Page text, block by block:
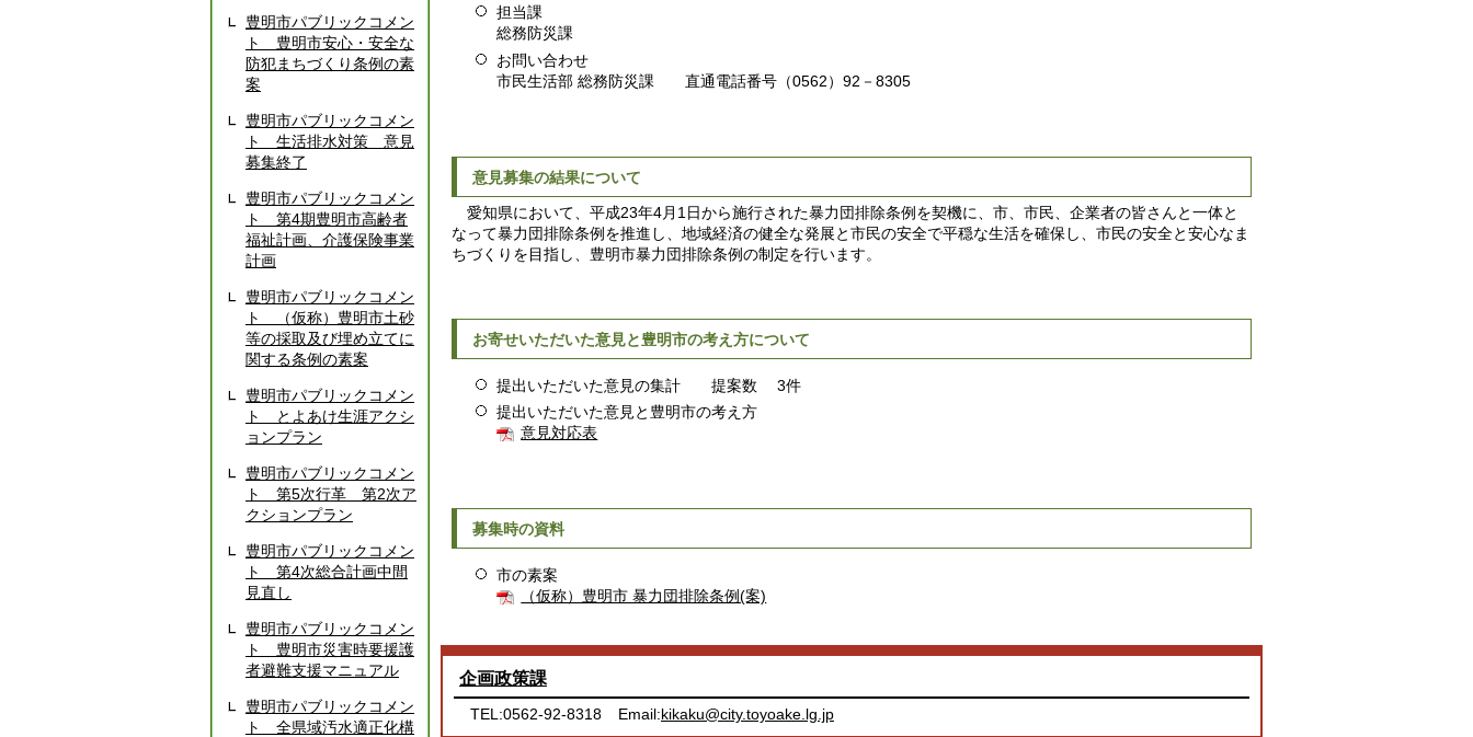
豊明市パブリックコメン
ト 豊明市安心・安全な
防犯まちづくり条例の素
案
豊明市パブリックコメン
ト 生活排水対策 意見
募集終了
豊明市パブリックコメン
ト 第4期豊明市高齢者
福祉計画、介護保険事業
計画
豊明市パブリックコメン
ト （仮称）豊明市土砂
等の採取及び埋め立てに
関する条例の素案
豊明市パブリックコメン
ト とよあけ生涯アクシ
ョンプラン
豊明市パブリックコメン
ト 第5次行革 第2次ア
クションプラン
豊明市パブリックコメン
ト 第4次総合計画中間
見直し
豊明市パブリックコメン
ト 豊明市災害時要援護
者避難支援マニュアル
豊明市パブリックコメン
ト 全県域汚水適正化構
担当課
総務防災課
お問い合わせ
市民生活部 総務防災課 直通電話番号（0562）92－8305
意見募集の結果について
愛知県において、平成23年4月1日から施行された暴力団排除条例を契機に、市、市民、企業者の皆さんと一体と
なって暴力団排除条例を推進し、地域経済の健全な発展と市民の安全で平穏な生活を確保し、市民の安全と安心なま
ちづくりを目指し、豊明市暴力団排除条例の制定を行います。
お寄せいただいた意見と豊明市の考え方について
提出いただいた意見の集計 提案数 3件
提出いただいた意見と豊明市の考え方
意見対応表
募集時の資料
市の素案
（仮称）豊明市 暴力団排除条例(案)
企画政策課
TEL:0562-92-8318 Email:kikaku@city.toyoake.lg.jp